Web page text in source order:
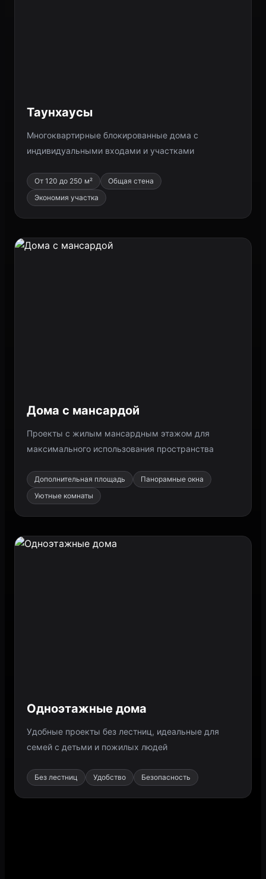
Таунхаусы
Многоквартирные блокированные дома с
индивидуальными входами и участками
От 120 до 250 м²
Общая стена
Экономия участка
Дома с мансардой
Проекты с жилым мансардным этажом для
максимального использования пространства
Дополнительная площадь
Панорамные окна
Уютные комнаты
Одноэтажные дома
Удобные проекты без лестниц, идеальные для
семей с детьми и пожилых людей
Без лестниц Удобство Безопасность